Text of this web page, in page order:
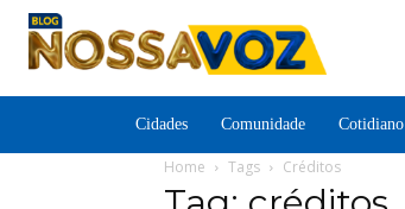
Cidades Comunidade Cotidiano
Home Tags Créditos